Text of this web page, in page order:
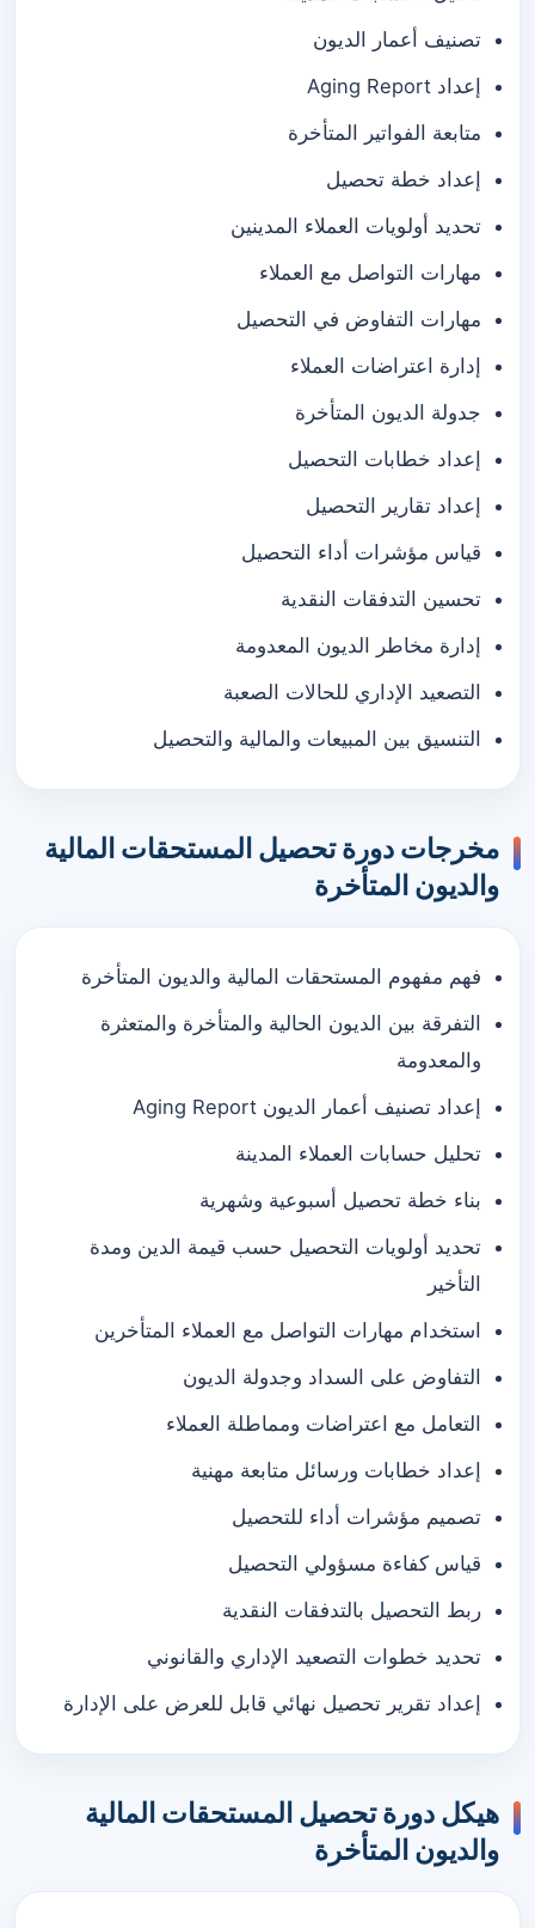
تصنيف أعمار الديون
إعداد Aging Report
متابعة الفواتير المتأخرة
إعداد خطة تحصيل
تحديد أولويات العملاء المدينين
مهارات التواصل مع العملاء
مهارات التفاوض في التحصيل
إدارة اعتراضات العملاء
جدولة الديون المتأخرة
إعداد خطابات التحصيل
إعداد تقارير التحصيل
قياس مؤشرات أداء التحصيل
تحسين التدفقات النقدية
إدارة مخاطر الديون المعدومة
التصعيد الإداري للحالات الصعبة
التنسيق بين المبيعات والمالية والتحصيل
مخرجات دورة تحصيل المستحقات المالية
والديون المتأخرة
فهم مفهوم المستحقات المالية والديون المتأخرة
التفرقة بين الديون الحالية والمتأخرة والمتعثرة
والمعدومة
إعداد تصنيف أعمار الديون Aging Report
تحليل حسابات العملاء المدينة
بناء خطة تحصيل أسبوعية وشهرية
تحديد أولويات التحصيل حسب قيمة الدين ومدة
التأخير
استخدام مهارات التواصل مع العملاء المتأخرين
التفاوض على السداد وجدولة الديون
التعامل مع اعتراضات ومماطلة العملاء
إعداد خطابات ورسائل متابعة مهنية
تصميم مؤشرات أداء للتحصيل
قياس كفاءة مسؤولي التحصيل
ربط التحصيل بالتدفقات النقدية
تحديد خطوات التصعيد الإداري والقانوني
إعداد تقرير تحصيل نهائي قابل للعرض على الإدارة
هيكل دورة تحصيل المستحقات المالية
والديون المتأخرة